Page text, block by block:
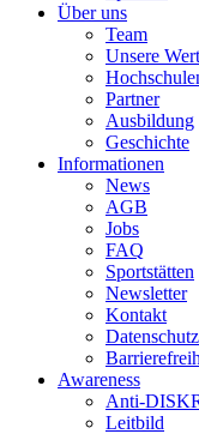
Über uns
Team
Unsere
Partner
Ausbildung
Geschichte
Informationen
News
AGB
Jobs
FAQ
Sportstätten
Newsletter
Kontakt
Awareness
Anti-
Leitbild